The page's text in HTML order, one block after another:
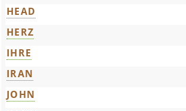
HEAD
HERZ
IHRE
IRAN
JOHN